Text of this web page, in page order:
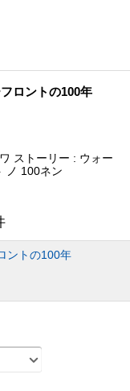
ロントの100年
ストーリー : ウォー
ノ 100ネン
ントの100年